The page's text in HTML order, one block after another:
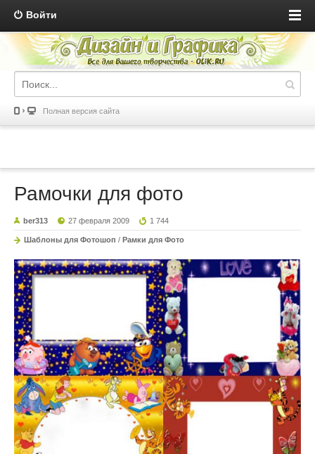
Войти
Полная версия сайта
Рамочки для фото
ber313 27 февраля 2009 1 744
Шаблоны для Фотошоп / Рамки для Фото